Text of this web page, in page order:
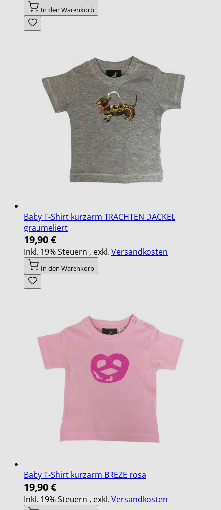
In den Warenkorb
Baby T-Shirt kurzarm TRACHTEN DACKEL
graumeliert
19,90 €
Inkl. 19% Steuern , exkl. Versandkosten
In den Warenkorb
Baby T-Shirt kurzarm BREZE rosa
19,90 €
Inkl. 19% Steuern , exkl. Versandkosten